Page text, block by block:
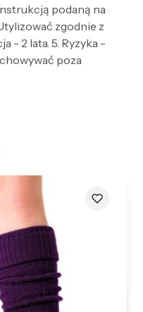
podaną na
zgodnie z
- 2 lata. 5. Ryzyka -
poza